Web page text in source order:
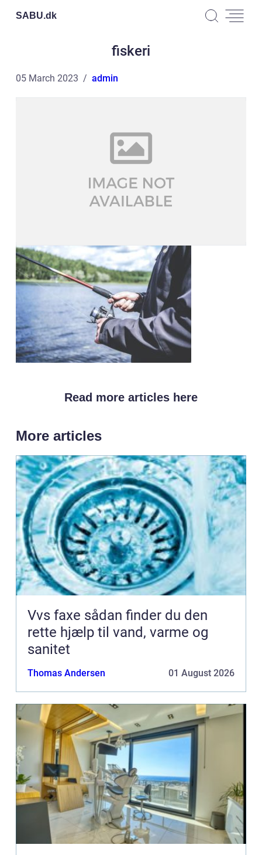
SABU.dk
fiskeri
05 March 2023 admin
Read more articles here
More articles
Vvs faxe sådan finder du den
rette hjælp til vand, varme og
sanitet
Thomas Andersen 01 August 2026